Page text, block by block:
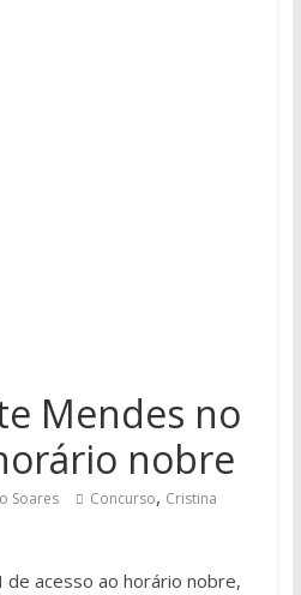
Mendes no
nobre
Soares Concurso, Cristina
de acesso ao horário nobre,